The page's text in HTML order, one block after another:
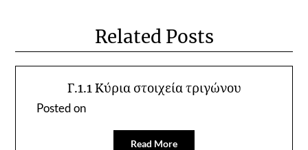
Related Posts
Γ.1.1 Κύρια στοιχεία τριγώνου
Posted on
Read More